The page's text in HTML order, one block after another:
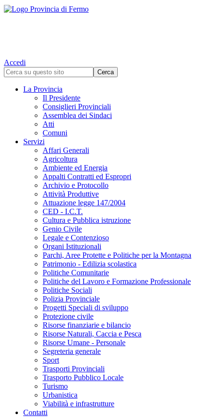
Accedi
La Provincia
Il Presidente
Consiglieri Provinciali
Assemblea dei Sindaci
Atti
Comuni
Servizi
Affari Generali
Agricoltura
Ambiente ed Energia
Appalti Contratti ed Espropri
Archivio e Protocollo
Attività Produttive
Attuazione legge 147/2004
CED - I.C.T.
Cultura e Pubblica istruzione
Genio Civile
Legale e Contenzioso
Organi Istituzionali
Parchi, Aree Protette e Politiche per la Montagna
Patrimonio - Edilizia scolastica
Politiche Comunitarie
Politiche del Lavoro e Formazione Professionale
Politiche Sociali
Polizia Provinciale
Progetti Speciali di sviluppo
Protezione civile
Risorse finanziarie e bilancio
Risorse Naturali, Caccia e Pesca
Risorse Umane - Personale
Segreteria generale
Sport
Trasporti Provinciali
Trasporto Pubblico Locale
Turismo
Urbanistica
Viabilità e infrastrutture
Contatti